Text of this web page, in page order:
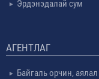
Эрдэнэдалай сум
АГЕНТЛАГ
Байгаль орчин,